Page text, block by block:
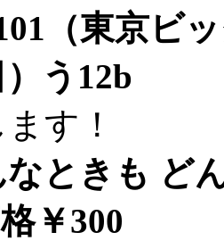
（東京ビ
う12b
す！
なときも ど
￥300